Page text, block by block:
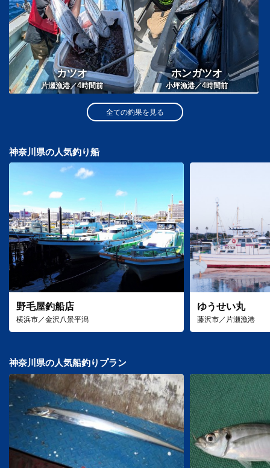
カツオ
片瀬漁港／4時間前
ホンガツオ
小坪漁港／4時間前
全ての釣果を見る
神奈川県の人気釣り船
野毛屋釣船店
横浜市／金沢八景平潟
ゆうせい丸
藤沢市／片瀬漁港
神奈川県の人気船釣りプラン